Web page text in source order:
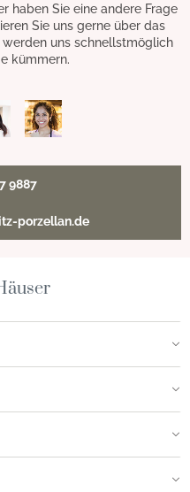
haben Sie eine andere Frage
Sie uns gerne über das
uns schnellstmöglich
kümmern.
9887
porzellan.de